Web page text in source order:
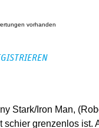
vorhanden
Stark/Iron Man,
grenzenlos ist.